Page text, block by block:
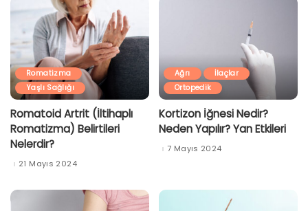
Romatizma
Yaşlı Sağlığı
Romatoid Artrit (İltihaplı
Romatizma) Belirtileri
Nelerdir?
21 Mayıs 2024
Ağrı
İlaçlar
Ortopedik
Kortizon İğnesi Nedir?
Neden Yapılır? Yan Etkileri
7 Mayıs 2024